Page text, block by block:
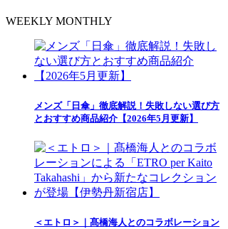
WEEKLY MONTHLY
メンズ「日傘」徹底解説！失敗しない選び方
とおすすめ商品紹介【2026年5月更新】
＜エトロ＞｜髙橋海人とのコラボレーション